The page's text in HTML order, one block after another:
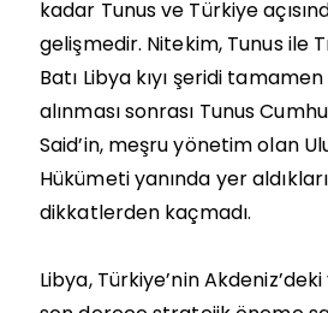
kadar Tunus ve Türkiye
gelişmedir. Nitekim, Tunus ile
Batı Libya kıyı şeridi
alınması sonrası Tunus
Said’in, meşru yönetim olan
Hükümeti yanında yer
dikkatlerden kaçmadı.
Libya, Türkiye’nin Akdeniz’deki